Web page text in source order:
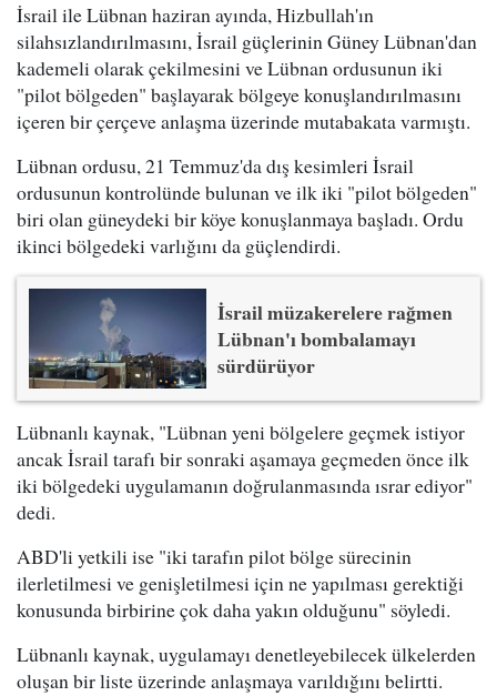
İsrail ile Lübnan haziran ayında, Hizbullah'ın
silahsızlandırılmasını, İsrail güçlerinin Güney Lübnan'dan
kademeli olarak çekilmesini ve Lübnan ordusunun iki
"pilot bölgeden" başlayarak bölgeye konuşlandırılmasını
içeren bir çerçeve anlaşma üzerinde mutabakata varmıştı.
Lübnan ordusu, 21 Temmuz'da dış kesimleri İsrail
ordusunun kontrolünde bulunan ve ilk iki "pilot bölgeden"
biri olan güneydeki bir köye konuşlanmaya başladı. Ordu
ikinci bölgedeki varlığını da güçlendirdi.
İsrail müzakerelere rağmen
Lübnan'ı bombalamayı
sürdürüyor
Lübnanlı kaynak, "Lübnan yeni bölgelere geçmek istiyor
ancak İsrail tarafı bir sonraki aşamaya geçmeden önce ilk
iki bölgedeki uygulamanın doğrulanmasında ısrar ediyor"
dedi.
ABD'li yetkili ise "iki tarafın pilot bölge sürecinin
ilerletilmesi ve genişletilmesi için ne yapılması gerektiği
konusunda birbirine çok daha yakın olduğunu" söyledi.
Lübnanlı kaynak, uygulamayı denetleyebilecek ülkelerden
oluşan bir liste üzerinde anlaşmaya varıldığını belirtti.